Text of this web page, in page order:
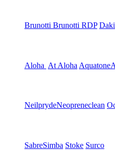
Brunotti Brunotti RDP
Aloha At Aloha Aquatone
NeilprydeNeopreneclean
SabreSimba Stoke Surco